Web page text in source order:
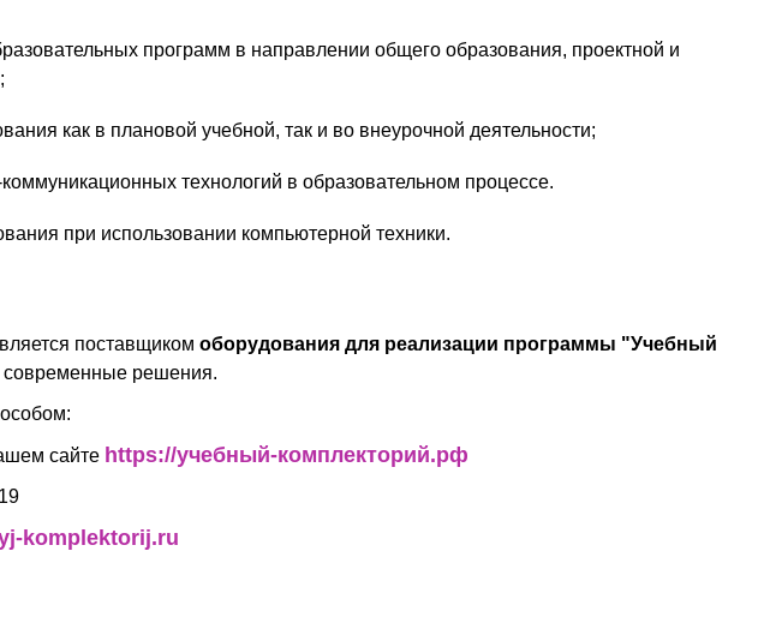
программ в направлении общего образования, проектной и
как в плановой учебной, так и во внеурочной деятельности;
технологий в образовательном процессе.
при использовании компьютерной техники.
поставщиком оборудования для реализации программы "Учебный
современные решения.
сайте https://учебный-комплекторий.рф
komplektorij.ru